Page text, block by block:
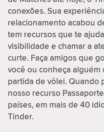
conexões. Sua
relacionamento acabou
tem recursos que te
visibilidade e chamar a
curte. Faça amigos que
você ou conheça
partida de vôlei. Quando
nosso recurso
países, em mais de 40
Tinder.